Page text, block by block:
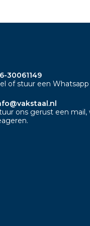
30061149
of stuur een
ons gerust een